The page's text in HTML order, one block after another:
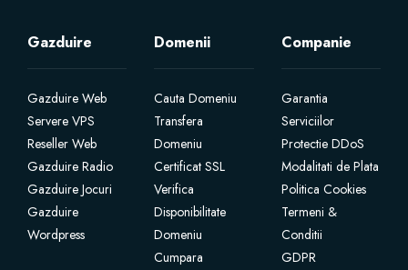
Licente cPanel WHM / WHMSonic
Servere Dedicate
Aplicatii Mobil
SSL tanúsítványok
Gazduire
Gazduire Web
Servere VPS
Reseller Web
Gazduire Radio
Gazduire Jocuri
Gazduire
Wordpress
Domenii
Cauta Domeniu
Transfera
Domeniu
Certificat SSL
Verifica
Disponibilitate
Domeniu
Cumpara
Companie
Garantia
Serviciilor
Protectie DDoS
Modalitati de Plata
Politica Cookies
Termeni &
Conditii
GDPR